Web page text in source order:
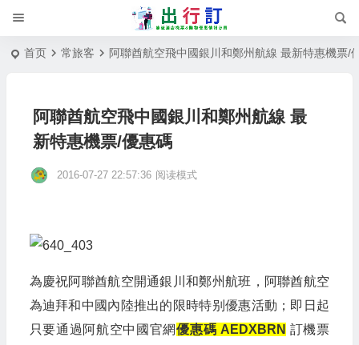
首页 常旅客 阿聯酋航空飛中國銀川和鄭州航線 最新特惠機票/
阿聯酋航空飛中國銀川和鄭州航線 最
新特惠機票/優惠碼
2016-07-27 22:57:36 阅读模式
為慶祝阿聯酋航空開通銀川和鄭州航班，阿聯酋航空
為迪拜和中國內陸推出的限時特别優惠活動；即日起
只要通過阿航空中國官網優惠碼 AEDXBRN 訂機票